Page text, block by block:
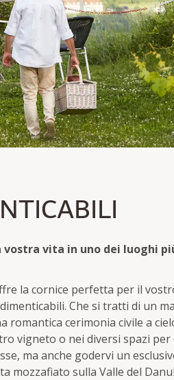
vita in uno dei luoghi
la cornice perfetta per il
Che si tratti di un
romantica cerimonia civile a
vigneto o nei diversi spazi per
ma anche godervi un
mozzafiato sulla Valle del